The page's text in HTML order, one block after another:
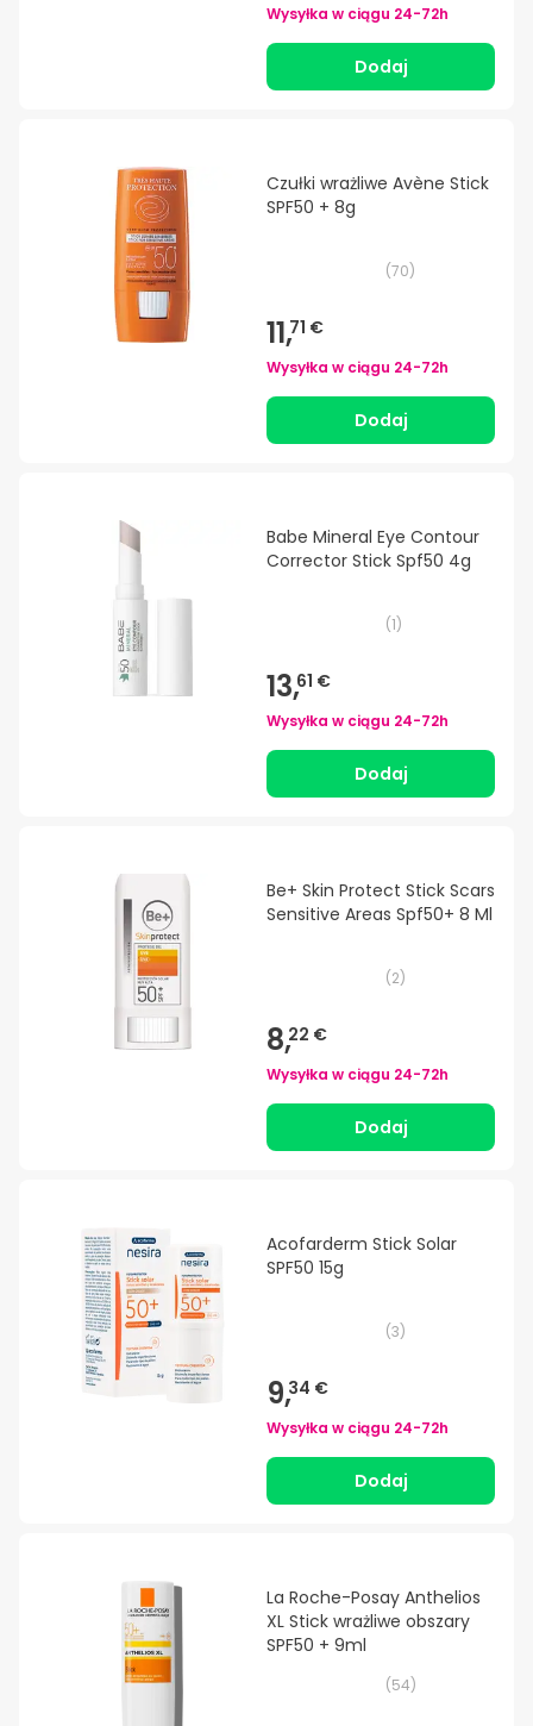
Wysyłka w ciągu 24-72h
Dodaj
Czułki wrażliwe Avène Stick
SPF50 + 8g
(70)
11,71 €
Wysyłka w ciągu 24-72h
Dodaj
Babe Mineral Eye Contour
Corrector Stick Spf50 4g
(1)
13,61 €
Wysyłka w ciągu 24-72h
Dodaj
Be+ Skin Protect Stick Scars
Sensitive Areas Spf50+ 8 Ml
(2)
8,22 €
Wysyłka w ciągu 24-72h
Dodaj
Acofarderm Stick Solar
SPF50 15g
(3)
9,34 €
Wysyłka w ciągu 24-72h
Dodaj
La Roche-Posay Anthelios
XL Stick wrażliwe obszary
SPF50 + 9ml
(54)